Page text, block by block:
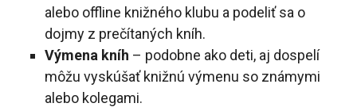
alebo offline knižného klubu a podeliť sa o
dojmy z prečítaných kníh.
Výmena kníh – podobne ako deti, aj dospelí
môžu vyskúšať knižnú výmenu so známymi
alebo kolegami.